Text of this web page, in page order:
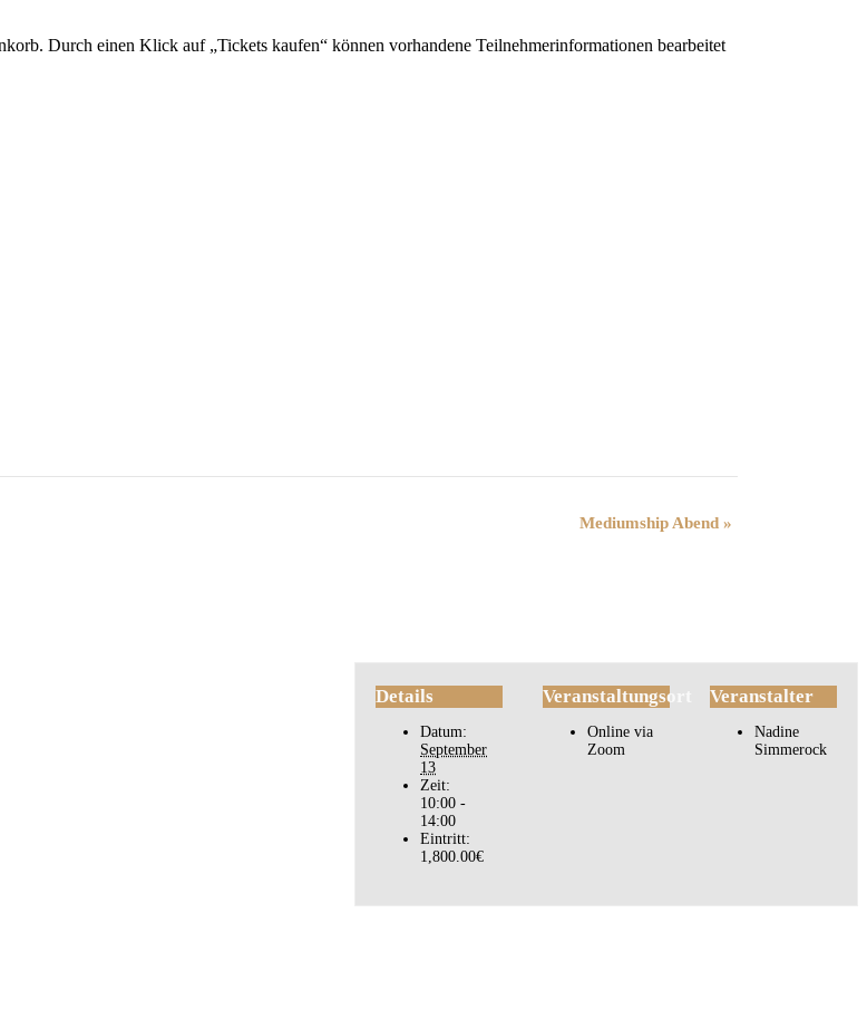
Durch einen Klick auf „Tickets kaufen“ können vorhandene Teilnehmerinformationen bearbeitet
Mediumship Abend »
Details
Datum:
September
13
Zeit:
10:00 -
14:00
Eintritt:
1,800.00€
Veranstaltungsort
Online via
Zoom
Veranstalter
Nadine
Simmerock